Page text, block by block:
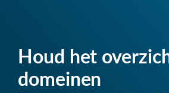
Houd het
domeinen